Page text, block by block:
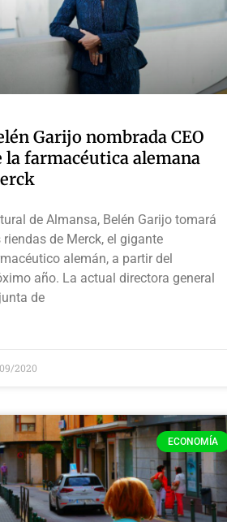
Garijo nombrada CEO
la farmacéutica alemana
de Almansa, Belén Garijo tomará
riendas de Merck, el gigante
alemán, a partir del
año. La actual directora general
de
2020
ECONOMÍA